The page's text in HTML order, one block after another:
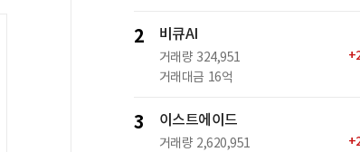
2 비큐AI
거래량 324,951
거래대금 16억
+
3 이스트에이드
거래량 2,620,951
+